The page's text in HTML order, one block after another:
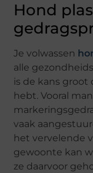
Hond
Je volwassen
alle
is de kans
hebt. Vooral
vaak
het vervelende
gewoonte kan
ze daarvoor